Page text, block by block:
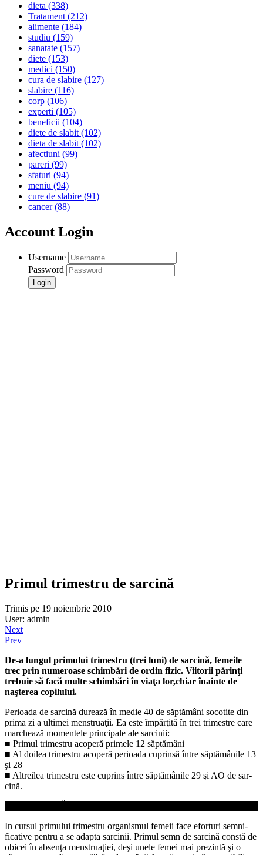
dieta (338)
Tratament(212)
alimente (184)
studiu (159)
sanatate (157)
diete (153)
medici (150)
cura de slabire (127)
slabire (116)
corp (106)
experti (105)
beneficii (104)
diete de slabit(102)
dieta de slabit(102)
afectiuni (99)
pareri (99)
sfaturi (94)
meniu (94)
cure de slabire (91)
cancer(88)
Account Login
Username
Password
Primul trimestru de sarcină
Trimis pe 19 noiembrie 2010
User: admin
Next
Prev
De-a lungul primului trimestru (trei luni) de sarcină, femeile
trec prin numeroase schimbări de ordin fizic. Viitorii părinţi
trebuie să facă multe schimbări în viaţa lor,chiar înainte de
naşterea copilului.
Perioada de sarcină durează în medie 40 de săptămâni socotite din
prima zi a ultimei menstruaţii. Ea este împărţită în trei trimestre care
marchează momentele prin­cipale ale sarcinii:
■ Primul trimestru acoperă pri­mele 12 săptămâni
■ Al doilea trimestru acoperă perioada cuprinsă între săptămâ­nile 13
şi 28
■ Altreilea trimestru este cuprins între săptămânile 29 şi AO de sar­
cină.
In cursul primului trimestru orga­nismul femeii face eforturi semni­
ficative pentru a se adapta sarci­nii. Primul semn de sarcină constă de
obicei în absenţa menstruaţiei, deşi unele femei mai prezintă şi o